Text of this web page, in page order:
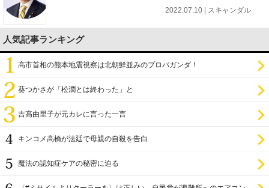
2022.07.10 | スキャンダル
人気記事ランキング
高市首相の熊本地震視察は北朝鮮並みのプロパガンダ！
葵つかさが「松潤とは終わった」と
吉高由里子が元カレに言った一言
キンコメ高橋が法廷で母親の自殺を告白
魔法の認知症ケアの秘密に迫る